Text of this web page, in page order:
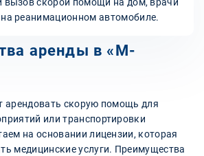
вызов скорой помощи на дом, врачи
реанимационном автомобиле.
аренды в «М-
арендовать скорую помощь для
или транспортировки
на основании лицензии, которая
медицинские услуги. Преимущества